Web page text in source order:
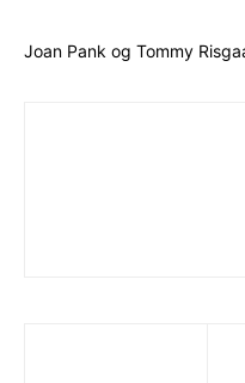
Joan Pank og Tommy